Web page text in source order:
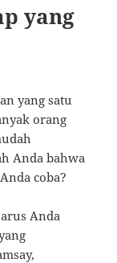
yang
yang satu
orang
Anda bahwa
coba?
Anda